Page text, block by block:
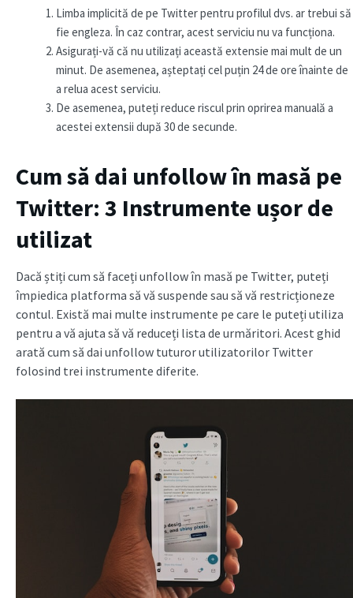
Limba implicită de pe Twitter pentru profilul dvs. ar trebui să
fie engleza. În caz contrar, acest serviciu nu va funcționa.
Asigurați-vă că nu utilizați această extensie mai mult de un
minut. De asemenea, așteptați cel puțin 24 de ore înainte de
a relua acest serviciu.
De asemenea, puteți reduce riscul prin oprirea manuală a
acestei extensii după 30 de secunde.
Cum să dai unfollow în masă pe
Twitter: 3 Instrumente ușor de
utilizat
Dacă știți cum să faceți unfollow în masă pe Twitter, puteți
împiedica platforma să vă suspende sau să vă restricționeze
contul. Există mai multe instrumente pe care le puteți utiliza
pentru a vă ajuta să vă reduceți lista de urmăritori. Acest ghid
arată cum să dai unfollow tuturor utilizatorilor Twitter
folosind trei instrumente diferite.